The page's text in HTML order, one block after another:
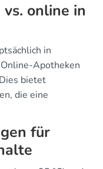
online in
in
Apotheken
bietet
die eine
für